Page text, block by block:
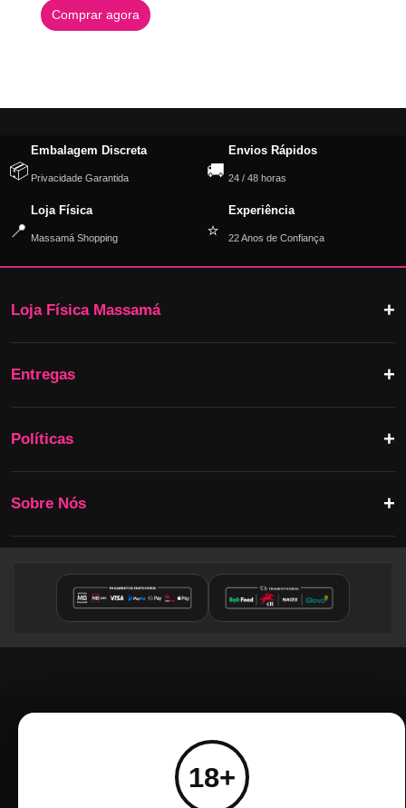
Comprar agora
📦
Embalagem Discreta
Privacidade Garantida 🚚
Envios Rápidos
24 / 48 horas
📍
Loja Física
Massamá Shopping ⭐
Experiência
22 Anos de Confiança
Loja Física Massamá
Entregas
Políticas
Sobre Nós
18+